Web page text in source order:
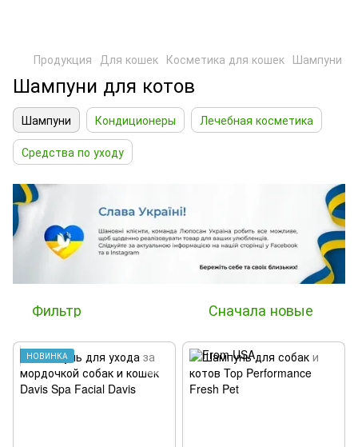
Продукция Для кошек Косметика для кошек Шампуни
Шампуни для котов
Шампуни Кондиционеры
Лечебная косметика
Средства по уходу
Фильтр Сначала новые
НОВИНКА